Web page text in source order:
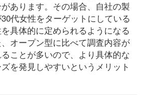
あります。その場合、自社の製
代女性をターゲットにしている
具体的に定められるようになる
オープン型に比べて調査内容が
ことが多いので、より具体的な
を発見しやすいというメリット